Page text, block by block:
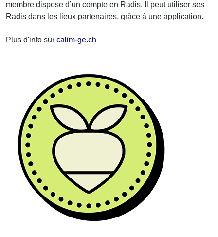
membre dispose d’un compte en Radis. Il peut utiliser ses
Radis dans les lieux partenaires, grâce à une application.
Plus d'info sur calim-ge.ch